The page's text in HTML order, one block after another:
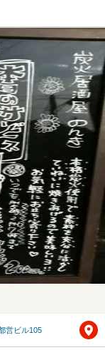
営ビル105